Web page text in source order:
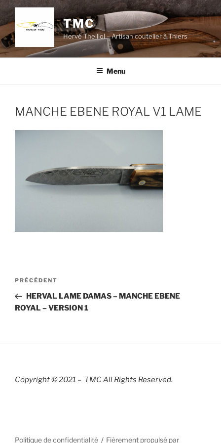
Aller
contenu
principal
TMC
Hervé Theillol – Artisan coutelier à Thiers
Menu
MANCHE EBENE ROYAL V1 LAME
Navigation
l’article
Article
précédent
PRÉCÉDENT
HERVAL LAME DAMAS – MANCHE EBENE
ROYAL – VERSION 1
Copyright © 2021 – TMC All Rights Reserved.
Politique de confidentialité Fièrement propulsé par